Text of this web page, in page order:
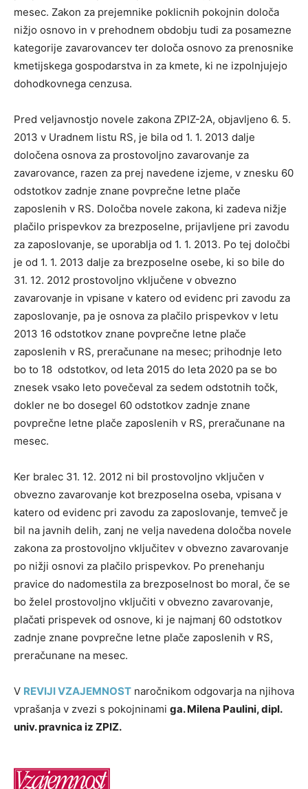
mesec. Zakon za prejemnike poklicnih pokojnin določa
nižjo osnovo in v prehodnem obdobju tudi za posamezne
kategorije zavarovancev ter določa osnovo za prenosnike
kmetijskega gospodarstva in za kmete, ki ne izpolnjujejo
dohodkovnega cenzusa.
Pred veljavnostjo novele zakona ZPIZ-2A, objavljeno 6. 5.
2013 v Uradnem listu RS, je bila od 1. 1. 2013 dalje
določena osnova za prostovoljno zavarovanje za
zavarovance, razen za prej navedene izjeme, v znesku 60
odstotkov zadnje znane povprečne letne plače
zaposlenih v RS. Določba novele zakona, ki zadeva nižje
plačilo prispevkov za brezposelne, prijavljene pri zavodu
za zaposlovanje, se uporablja od 1. 1. 2013. Po tej določbi
je od 1. 1. 2013 dalje za brezposelne osebe, ki so bile do
31. 12. 2012 prostovoljno vključene v obvezno
zavarovanje in vpisane v katero od evidenc pri zavodu za
zaposlovanje, pa je osnova za plačilo prispevkov v letu
2013 16 odstotkov znane povprečne letne plače
zaposlenih v RS, preračunane na mesec; prihodnje leto
bo to 18 odstotkov, od leta 2015 do leta 2020 pa se bo
znesek vsako leto povečeval za sedem odstotnih točk,
dokler ne bo dosegel 60 odstotkov zadnje znane
povprečne letne plače zaposlenih v RS, preračunane na
mesec.
Ker bralec 31. 12. 2012 ni bil prostovoljno vključen v
obvezno zavarovanje kot brezposelna oseba, vpisana v
katero od evidenc pri zavodu za zaposlovanje, temveč je
bil na javnih delih, zanj ne velja navedena določba novele
zakona za prostovoljno vključitev v obvezno zavarovanje
po nižji osnovi za plačilo prispevkov. Po prenehanju
pravice do nadomestila za brezposelnost bo moral, če se
bo želel prostovoljno vključiti v obvezno zavarovanje,
plačati prispevek od osnove, ki je najmanj 60 odstotkov
zadnje znane povprečne letne plače zaposlenih v RS,
preračunane na mesec.
V REVIJI VZAJEMNOST naročnikom odgovarja na njihova
vprašanja v zvezi s pokojninami ga. Milena Paulini, dipl.
univ. pravnica iz ZPIZ.